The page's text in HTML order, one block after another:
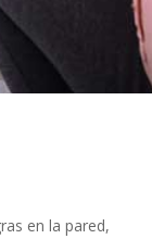
en la pared,